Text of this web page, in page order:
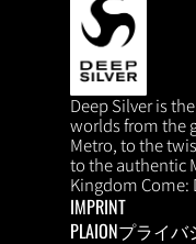
DEEP
Deep Silver is
worlds from the
Metro, to the
to the authentic
Kingdom Come:
IMPRINT
PLAIONプライ